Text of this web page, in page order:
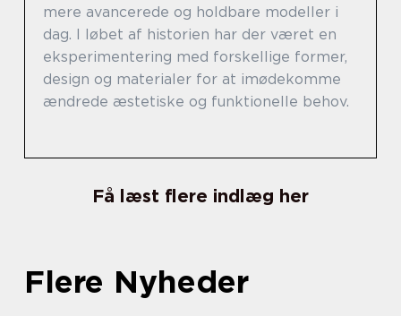
mere avancerede og holdbare modeller i
dag. I løbet af historien har der været en
eksperimentering med forskellige former,
design og materialer for at imødekomme
ændrede æstetiske og funktionelle behov.
Få læst flere indlæg her
Flere Nyheder